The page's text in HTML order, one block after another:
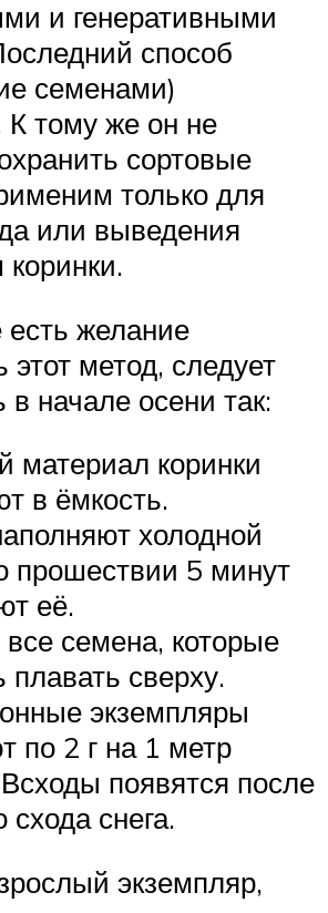
и генеративными
способ
семенами)
К тому же он не
сортовые
только для
или выведения
желание
этот метод, следует
в начале осени так:
материал коринки
в ёмкость.
холодной
прошествии 5 минут
её.
семена, которые
плавать сверху.
экземпляры
по 2 г на 1 метр
появятся после
схода снега.
экземпляр,